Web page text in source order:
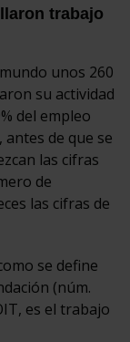
trabajo
unos 260
su actividad
del empleo
antes de que se
las cifras
de
las cifras de
se define
(núm.
es el trabajo